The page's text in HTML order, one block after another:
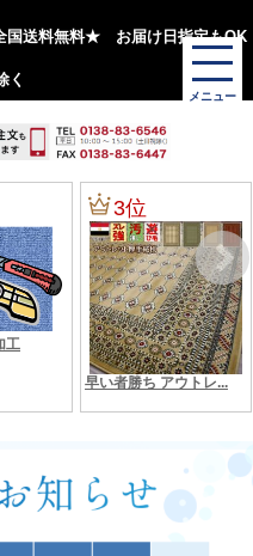
国送料無料★ お届け日指定もOK
く